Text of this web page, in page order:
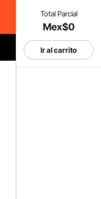
Total Parcial
Mex$0
Ir al carrito